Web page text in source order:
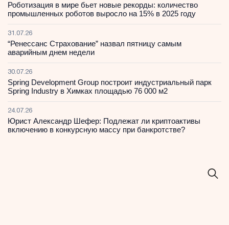
Роботизация в мире бьет новые рекорды: количество
промышленных роботов выросло на 15% в 2025 году
31.07.26
“Ренессанс Страхование” назвал пятницу самым
аварийным днем недели
30.07.26
Spring Development Group построит индустриальный парк
Spring Industry в Химках площадью 76 000 м2
24.07.26
Юрист Александр Шефер: Подлежат ли криптоактивы
включению в конкурсную массу при банкротстве?